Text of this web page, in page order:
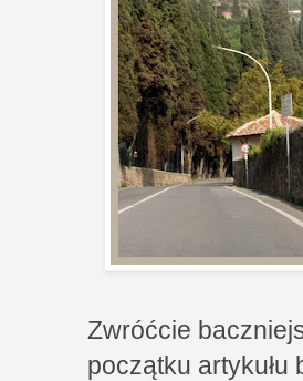
Zwróćcie
początku artykułu